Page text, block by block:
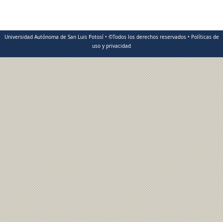
Universidad Autónoma de San Luis Potosí • ©Todos los derechos reservados • Políticas de
uso y privacidad